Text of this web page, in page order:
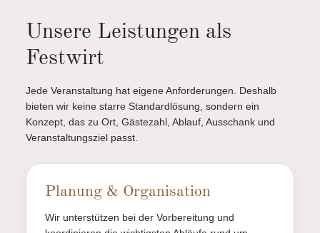
Unsere Leistungen als
Festwirt
Jede Veranstaltung hat eigene Anforderungen. Deshalb
bieten wir keine starre Standardlösung, sondern ein
Konzept, das zu Ort, Gästezahl, Ablauf, Ausschank und
Veranstaltungsziel passt.
Planung & Organisation
Wir unterstützen bei der Vorbereitung und